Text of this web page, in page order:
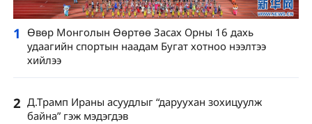
1
Өвөр Монголын Өөртөө Засах Орны 16 дахь
удаагийн спортын наадам Бугат хотноо нээлтээ
хийлээ
2 Д.Трамп Ираны асуудлыг “даруухан зохицуулж
байна” гэж мэдэгдэв